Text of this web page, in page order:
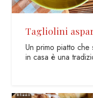
Tagliolini
Un primo piatto che
in casa è una